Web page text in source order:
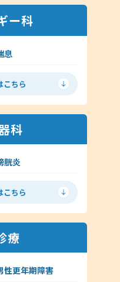
の他（耳鼻科領域）
ー科
息
レルギー検査
んましん
こちら
科
胱炎
頭包皮炎
ルペス
毒
こちら
療
性更年期障害